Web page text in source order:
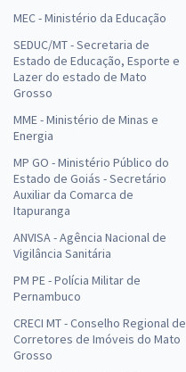
MEC - Ministério da Educação
SEDUC/MT - Secretaria de
Estado de Educação, Esporte e
Lazer do estado de Mato
Grosso
MME - Ministério de Minas e
Energia
MP GO - Ministério Público do
Estado de Goiás - Secretário
Auxiliar da Comarca de
Itapuranga
ANVISA - Agência Nacional de
Vigilância Sanitária
PM PE - Polícia Militar de
Pernambuco
CRECI MT - Conselho Regional de
Corretores de Imóveis do Mato
Grosso